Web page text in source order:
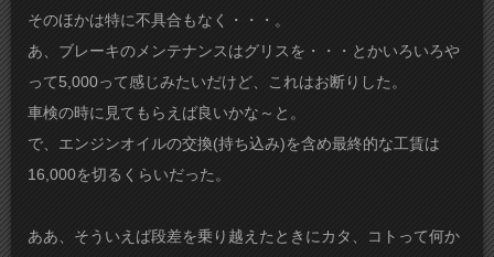
そのほかは特に不具合もなく・・・。
あ、ブレーキのメンテナンスはグリスを・・・とかいろいろや
って5,000って感じみたいだけど、これはお断りした。
車検の時に見てもらえば良いかな～と。
で、エンジンオイルの交換(持ち込み)を含め最終的な工賃は
16,000を切るくらいだった。
ああ、そういえば段差を乗り越えたときにカタ、コトって何か